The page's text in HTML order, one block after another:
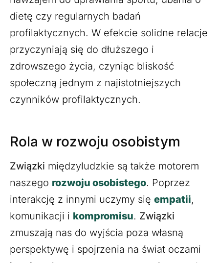
dietę czy regularnych badań
profilaktycznych. W efekcie solidne relacje
przyczyniają się do dłuższego i
zdrowszego życia, czyniąc bliskość
społeczną jednym z najistotniejszych
czynników profilaktycznych.
Rola w rozwoju osobistym
Związki międzyludzkie są także motorem
naszego rozwoju osobistego. Poprzez
interakcję z innymi uczymy się empatii,
komunikacji i kompromisu. Związki
zmuszają nas do wyjścia poza własną
perspektywę i spojrzenia na świat oczami